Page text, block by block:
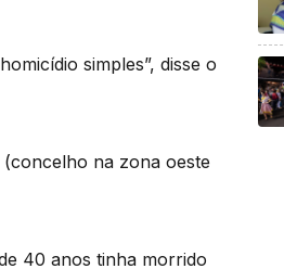
simples”, disse o
na zona oeste
40 anos tinha morrido